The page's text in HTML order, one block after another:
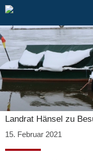
Landrat Hänsel zu
15. Februar 2021